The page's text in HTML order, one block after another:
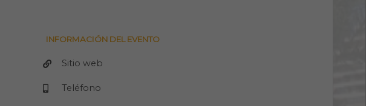
INFORMACIÓN DEL EVENTO
Sitio web
Teléfono